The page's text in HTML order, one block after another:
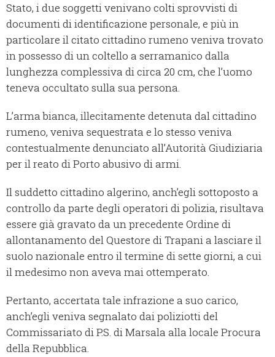
Stato, i due soggetti venivano colti sprovvisti di
documenti di identificazione personale, e più in
particolare il citato cittadino rumeno veniva trovato
in possesso di un coltello a serramanico dalla
lunghezza complessiva di circa 20 cm, che l’uomo
teneva occultato sulla sua persona.
L’arma bianca, illecitamente detenuta dal cittadino
rumeno, veniva sequestrata e lo stesso veniva
contestualmente denunciato all’Autorità Giudiziaria
per il reato di Porto abusivo di armi.
Il suddetto cittadino algerino, anch’egli sottoposto a
controllo da parte degli operatori di polizia, risultava
essere già gravato da un precedente Ordine di
allontanamento del Questore di Trapani a lasciare il
suolo nazionale entro il termine di sette giorni, a cui
il medesimo non aveva mai ottemperato.
Pertanto, accertata tale infrazione a suo carico,
anch’egli veniva segnalato dai poliziotti del
Commissariato di P.S. di Marsala alla locale Procura
della Repubblica.